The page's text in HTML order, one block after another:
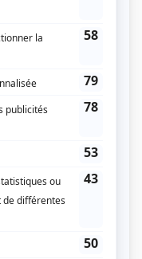
présentation des
acclamée de tous
Maintenant,
Québec, le virtuose
historique!
avec Stefano